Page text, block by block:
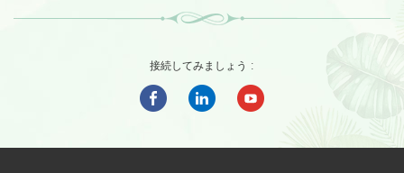
接続してみましょう :